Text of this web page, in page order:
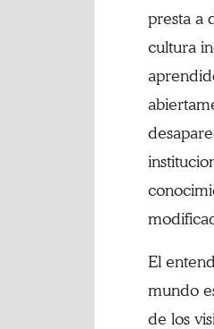
presta a
cultura
El
mundo
de los